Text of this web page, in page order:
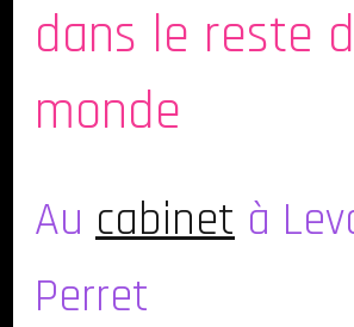
dans le reste
monde
Au cabinet à
Perret